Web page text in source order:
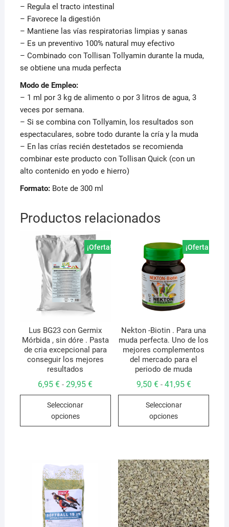
– Regula el tracto intestinal
– Favorece la digestión
– Mantiene las vías respiratorias limpias y sanas
– Es un preventivo 100% natural muy efectivo
– Combinado con Tollisan Tollyamin durante la muda,
se obtiene una muda perfecta
Modo de Empleo:
– 1 ml por 3 kg de alimento o por 3 litros de agua, 3
veces por semana.
– Si se combina con Tollyamin, los resultados son
espectaculares, sobre todo durante la cría y la muda
– En las crías recién destetados se recomienda
combinar este producto con Tollisan Quick (con un
alto contenido en yodo e hierro)
Formato: Bote de 300 ml
Productos relacionados
¡Oferta!
Lus BG23 con Germix
Mórbida , sin dóre . Pasta
de cria excepcional para
conseguir los mejores
resultados
6,95€ - 29,95€Rango
29,95 €
Seleccionar
opciones
Este
Las
opciones
se
pueden
elegir
en
¡Oferta!
Nekton -Biotin . Para una
muda perfecta. Uno de los
mejores complementos
del mercado para el
periodo de muda
9,50 € - 41,95 €Rango
41,95 €
Seleccionar
opciones
Las
se
elegir
en